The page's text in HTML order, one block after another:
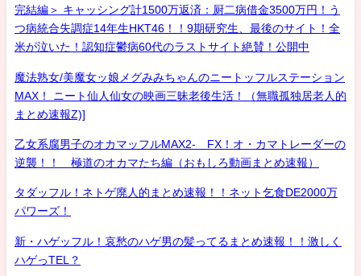
完結編＞ キャッシング計1500万返済：厨二病借金3500万円！う
つ病統合失調症14年生HKT46！！9期研究生、最後のサイト！全
米が泣いた！認知症鬱病60代のラストサイト絶賛！公開中
魔法熟女/美魔女ッ娘メグみみちゃんのニートッフルステーション
MAX！ ニート仙人仙女の映画三昧老後生活！（無職孤独居老人的
まとめ速報Z)]
乙女系腐男子のオカマッフルMAX2- FX！オ・カマトレーダーの
逆襲！！ 極道のオカマたち編（おもしろ動画まとめ速報）
タダッフル！ネトゲ廃人的まとめ速報！！ネット乞食DE2000万
パワーズ！
新・ハゲッフル！哀愁のハゲ男の髪ってるまとめ速報！！激しく
ハゲっTEL？